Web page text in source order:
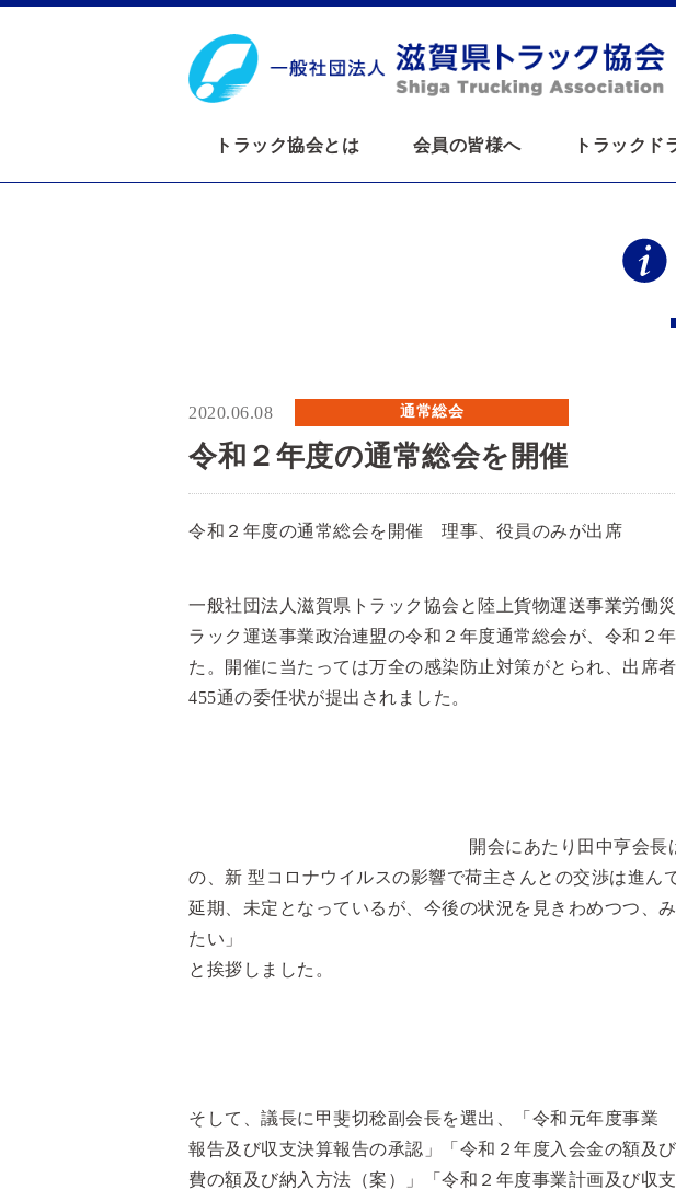
トラック協会とは 会員の皆様へ トラックド
2020.06.08 通常総会
令和２年度の通常総会を開催
令和２年度の通常総会を開催 理事、役員のみが出席
一般社団法人滋賀県トラック協会と陸上貨物運送事業労働
ラック運送事業政治連盟の令和２年度通常総会が、令和２
た。開催に当たっては万全の感染防止対策がとられ、出席
455通の委任状が提出されました。
開会にあたり田中亨会
の、新 型コロナウイルスの影響で荷主さんとの交渉は進ん
延期、未定となっているが、今後の状況を見きわめつつ、
たい」
と挨拶しました。
そして、議長に甲斐切稔副会長を選出、「令和元年度事業
報告及び収支決算報告の承認」「令和２年度入会金の額及
費の額及び納入方法（案）」「令和２年度事業計画及び収